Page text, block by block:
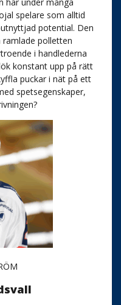
spelare som alltid
potential. Den
polletten
i handlederna
konstant upp på rätt
puckar i nät på ett
spetsegenskaper,